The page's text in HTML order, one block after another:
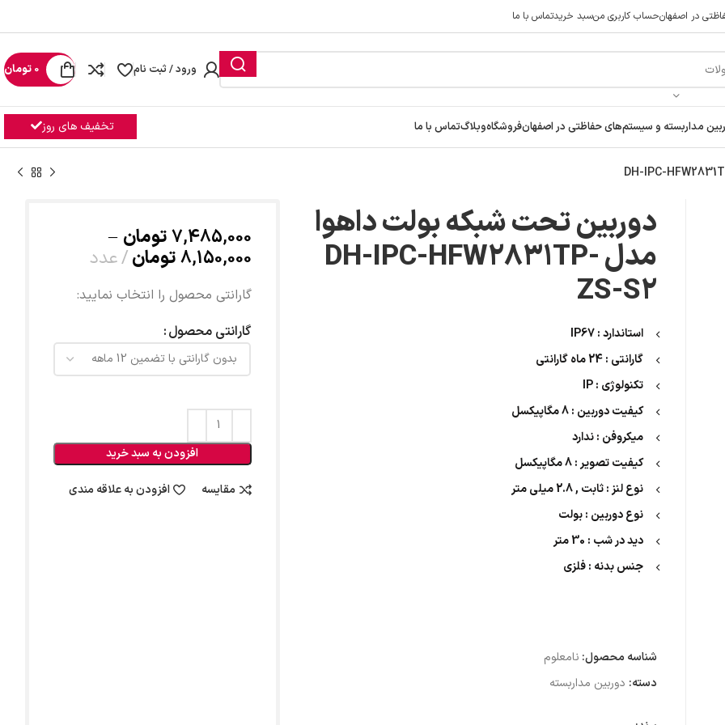
در اصفهانحساب کاربری منسبد خریدتماس با ما
ورود / ثبت نام 0 تومان
مداربسته و سیستم‌های حفاظتی در اصفهانفروشگاهوبلاگتماس با ما تخفیف های روز
دوربین تحت شبکه بولت داهوا
مدل DH-IPC-HFW2831TP-
ZS-S2
استاندارد : IP67
گارانتی : 24 ماه گارانتی
تکنولوژی : IP
کیفیت دوربین : 8 مگاپیکسل
میکروفن : ندارد
کیفیت تصویر : 8 مگاپیکسل
نوع لنز : ثابت , 2.8 میلی متر
نوع دوربین : بولت
دید در شب : 30 متر
جنس بدنه : فلزی
شناسه محصول: نامعلوم
دسته: دوربین مداربسته
7,485,000تومان –
8,150,000تومان عدد
گارانتی محصول را انتخاب نمایید:
گارانتی محصول
افزودن به سبد خرید
مقایسه افزودن به علاقه مندی
خرید کنید در صورت مشکل حتما با پشتیبانی فروشگاه تماس بگیرید